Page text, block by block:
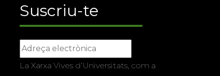
Suscriu-te
La Xarxa Vives d’Universitats, com a